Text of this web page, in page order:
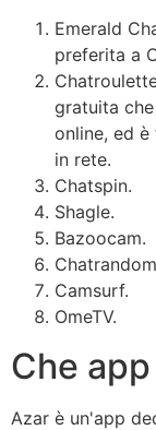
Emerald
preferita a
gratuita
online, ed
in rete.
Chatspin.
Shagle.
Bazoocam.
Camsurf.
OmeTV.
Che
Azar è un'app